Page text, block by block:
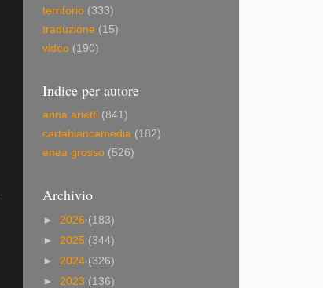
territorio (333)
traduzione (15)
video (190)
Indice per autore
anna arietti (841)
cartabiancamedia (182)
enea grosso (526)
Archivio
► 2026 (183)
► 2025 (344)
► 2024 (326)
► 2023 (136)